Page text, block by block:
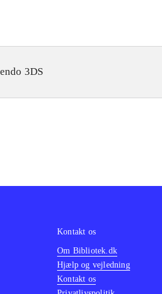
3DS
Kontakt os
Om Bibliotek.dk
Hjælp og vejledning
Kontakt os